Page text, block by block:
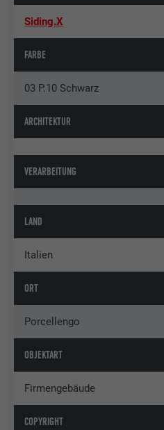
Siding.X
FARBE
03 P.10 Schwarz
ARCHITEKTUR
VERARBEITUNG
LAND
Italien
ORT
Porcellengo
OBJEKTART
Firmengebäude
COPYRIGHT